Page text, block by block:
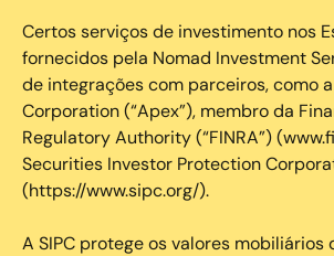
Certos serviços de investimento nos
fornecidos pela Nomad Investment
de integrações com parceiros, como
Corporation (“Apex”), membro da
Regulatory Authority (“FINRA”)
Securities Investor Protection
(https://www.sipc.org/).
A SIPC protege os valores mobiliários